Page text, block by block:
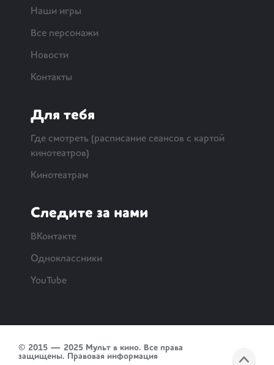
Наши игры
Все персонажи
Новости
Контакты
Для тебя
Где смотреть (расписание сеансов с картой
кинотеатров)
Кинотеатрам
Следите за нами
ВКонтакте
Одноклассники
YouTube
© 2015 — 2025 Мульт в кино. Все права
защищены. Правовая информация